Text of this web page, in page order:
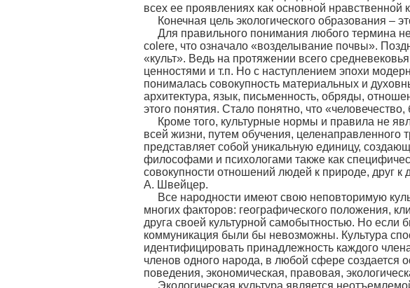
всех ее проявлениях как основной нравственной
Конечная цель экологического образования –
Для правильного понимания любого термина
colere, что означало «возделывание почвы».
«культ». Ведь на протяжении всего
ценностями и т.п. Но с наступлением эпохи
понималась совокупность материальных и
архитектура, язык, письменность, обряды,
этого понятия. Стало понятно, что
Кроме того, культурные нормы и правила не
всей жизни, путем обучения, целенаправленного
представляет собой уникальную единицу,
философами и психологами также как
совокупности отношений людей к природе, друг к
А. Швейцер.
Все народности имеют свою неповторимую
многих факторов: географического положения,
друга своей культурной самобытностью. Но если
коммуникация были бы невозможны. Культура
идентифицировать принадлежность каждого
членов одного народа, в любой сфере создается
поведения, экономическая, правовая,
Экологическая культура является